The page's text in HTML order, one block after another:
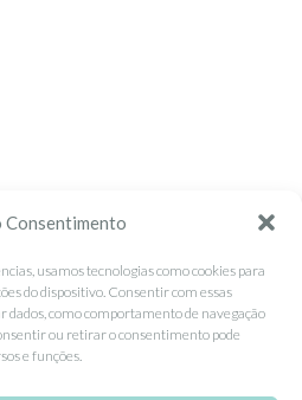
Consentimento
usamos tecnologias como cookies para
do dispositivo. Consentir com essas
como comportamento de navegação
ou retirar o consentimento pode
e funções.